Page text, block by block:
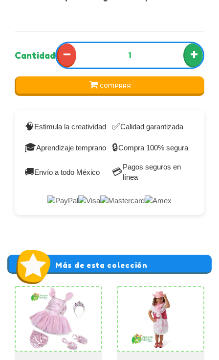
Cantidad − +
COMPRAR
🧠Estimula la creatividad ✅Calidad garantizada
🎓Aprendizaje temprano 🔒Compra 100% segura
🚚Envío a todo México 💳Pagos seguros en
línea
Más de esta colección